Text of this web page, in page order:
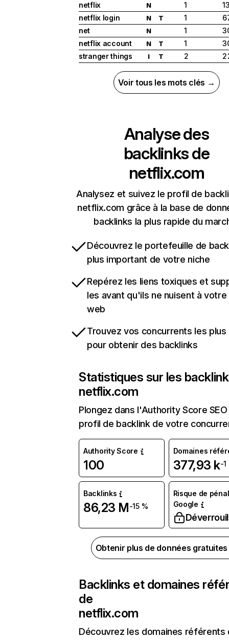
netflix
N 1
netflix login
N T 1
net
N 1
netflix account
N T 1
stranger things
I T 2 2
Voir tous les mots clés →
Analyse des
backlinks de
netflix.com
Analysez et suivez le profil de
netflix.com grâce à la base de
backlinks la plus rapide du
Découvrez le portefeuille de
plus important de votre niche
Repérez les liens toxiques et
les avant qu'ils ne nuisent à
web
Trouvez vos concurrents les
pour obtenir des backlinks
Statistiques sur les
netflix.com
Plongez dans l'Authority Score
profil de backlink de votre
Authority Score
100
Domaines
377,93 k-1
Backlinks
86,23 M-15 %
Risque de
Google
Obtenir plus de données
Backlinks et domaines
de
netflix.com
Découvrez les domaines référents